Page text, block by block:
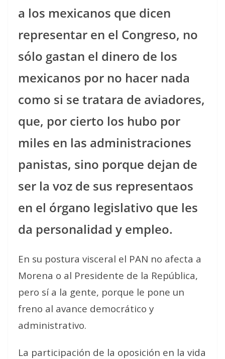
a los mexicanos que dicen
representar en el Congreso, no
sólo gastan el dinero de los
mexicanos por no hacer nada
como si se tratara de aviadores,
que, por cierto los hubo por
miles en las administraciones
panistas, sino porque dejan de
ser la voz de sus representaos
en el órgano legislativo que les
da personalidad y empleo.
En su postura visceral el PAN no afecta a
Morena o al Presidente de la República,
pero sí a la gente, porque le pone un
freno al avance democrático y
administrativo.
La participación de la oposición en la vida